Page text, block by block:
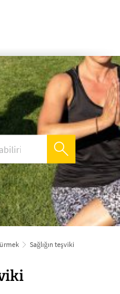
deutsch
Sağlığın teşviki